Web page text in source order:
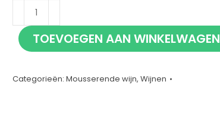
MVSA
Cava
75cl
TOEVOEGEN AAN WINKELWAGEN
Categorieën: Mousserende wijn, Wijnen